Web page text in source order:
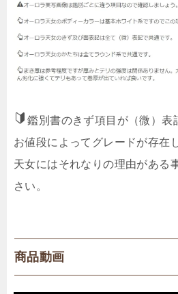
鑑別書のきず項目が（微）表
お値段によってグレードが存在
天女にはそれなりの理由がある
さい。
商品動画